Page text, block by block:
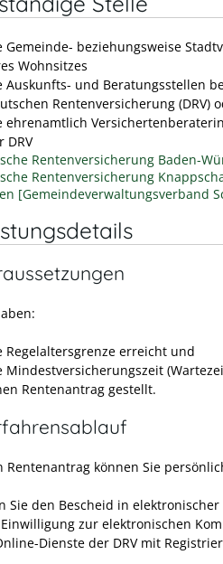
Gemeinde- beziehungsweise
Wohnsitzes
Auskunfts- und Beratungsstellen
Rentenversicherung (DRV)
ehrenamtlich
DRV
Rentenversicherung Baden-
Rentenversicherung
[Gemeindeverwaltungsverband
Regelaltersgrenze erreicht und
Mindestversicherungszeit
Rentenantrag gestellt.
Rentenantrag können Sie
Sie den Bescheid in
zur elektronischen
Dienste der DRV mit